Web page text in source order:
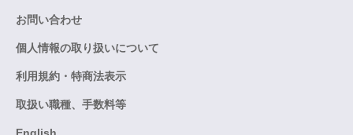
お問い合わせ
個人情報の取り扱いについて
利用規約・特商法表示
取扱い職種、手数料等